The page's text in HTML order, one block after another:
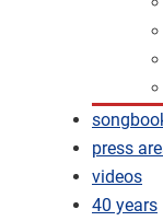
press
videos
40 years